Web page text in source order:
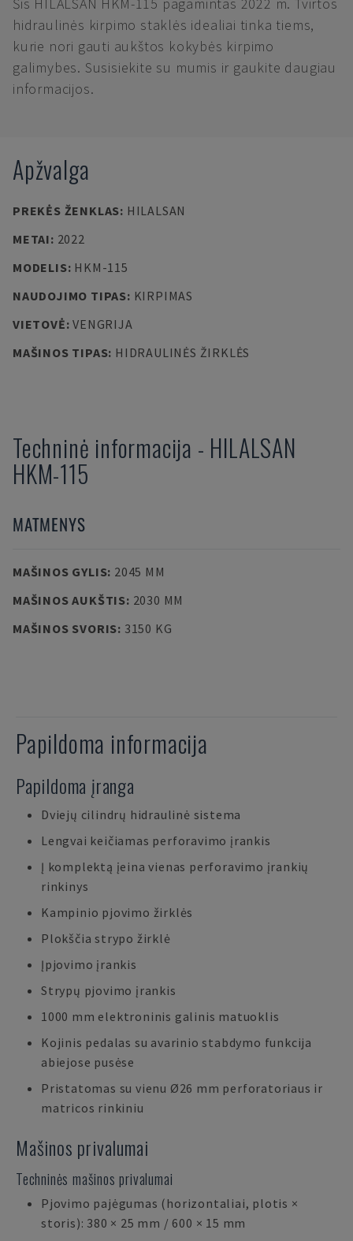
hidraulinės kirpimo staklės idealiai tinka tiems,
kurie nori gauti aukštos kokybės kirpimo
galimybes. Susisiekite su mumis ir gaukite daugiau
informacijos.
Apžvalga
PREKĖS ŽENKLAS: HILALSAN
METAI: 2022
MODELIS: HKM-115
NAUDOJIMO TIPAS: KIRPIMAS
VIETOVĖ:VENGRIJA
MAŠINOS TIPAS: HIDRAULINĖS ŽIRKLĖS
Techninė informacija - HILALSAN
HKM-115
MATMENYS
MAŠINOS GYLIS: 2045 MM
MAŠINOS AUKŠTIS: 2030 MM
MAŠINOS SVORIS: 3150 KG
Papildoma informacija
Papildoma įranga
Dviejų cilindrų hidraulinė sistema
Lengvai keičiamas perforavimo įrankis
Į komplektą įeina vienas perforavimo įrankių
rinkinys
Kampinio pjovimo žirklės
Plokščia strypo žirklė
Įpjovimo įrankis
Strypų pjovimo įrankis
1000 mm elektroninis galinis matuoklis
Kojinis pedalas su avarinio stabdymo funkcija
abiejose pusėse
Pristatomas su vienu Ø26 mm perforatoriaus ir
matricos rinkiniu
Mašinos privalumai
Techninės mašinos privalumai
Pjovimo pajėgumas (horizontaliai, plotis ×
storis): 380 × 25 mm / 600 × 15 mm